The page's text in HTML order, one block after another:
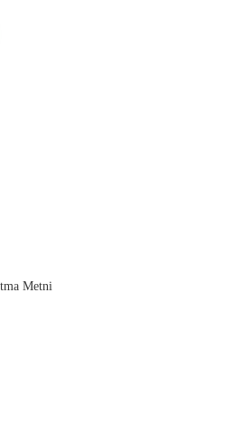
Metni